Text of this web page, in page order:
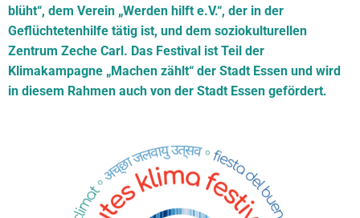
blüht“, dem Verein „Werden hilft e.V.“, der in der
Geflüchtetenhilfe tätig ist, und dem soziokulturellen
Zentrum Zeche Carl. Das Festival ist Teil der
Klimakampagne „Machen zählt“ der Stadt Essen und wird
in diesem Rahmen auch von der Stadt Essen gefördert.